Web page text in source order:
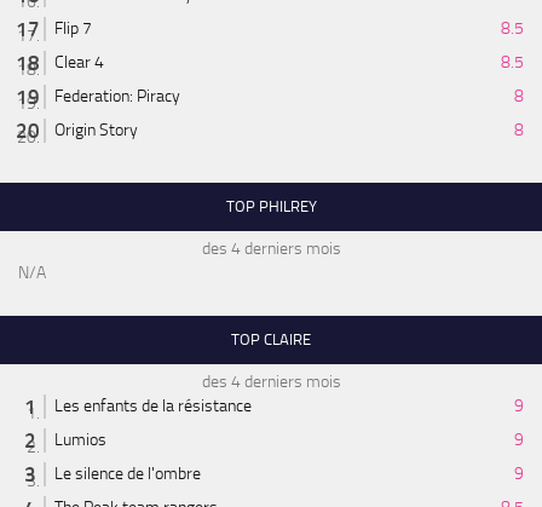
Flip 7
8.5
Clear 4
8.5
Federation: Piracy
8
Origin Story
8
TOP PHILREY
des 4 derniers mois
N/A
TOP CLAIRE
des 4 derniers mois
Les enfants de la résistance
9
Lumios
9
Le silence de l'ombre
9